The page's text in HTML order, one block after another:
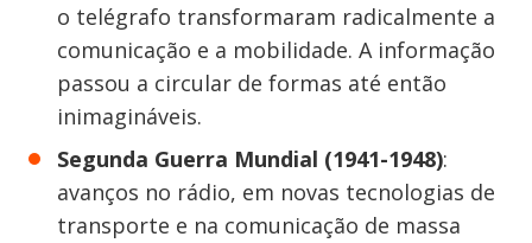
o telégrafo transformaram radicalmente a
comunicação e a mobilidade. A informação
passou a circular de formas até então
inimagináveis.
Segunda Guerra Mundial (1941-1948):
avanços no rádio, em novas tecnologias de
transporte e na comunicação de massa